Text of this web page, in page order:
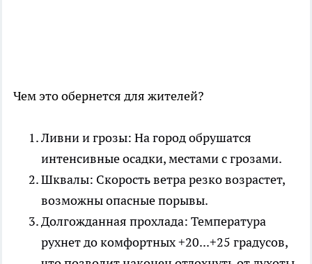
Чем это обернется для жителей?
Ливни и грозы: На город обрушатся
интенсивные осадки, местами с грозами.
Шквалы: Скорость ветра резко возрастет,
возможны опасные порывы.
Долгожданная прохлада: Температура
рухнет до комфортных +20...+25 градусов,